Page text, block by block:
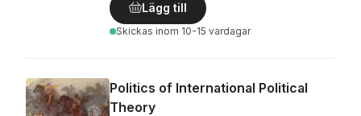
Lägg till
Skickas inom 10-15 vardagar
Politics of International Political
Theory